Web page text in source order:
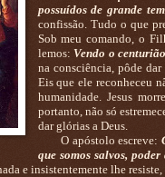
possuídos de grande
confissão. Tudo o que
Sob meu comando, o
lemos: Vendo o
na consciência, pôde
Eis que ele reconheceu
humanidade. Jesus
portanto, não só
dar glórias a Deus.
O apóstolo escreve:
que somos salvos,
e insistentemente lhe resiste,